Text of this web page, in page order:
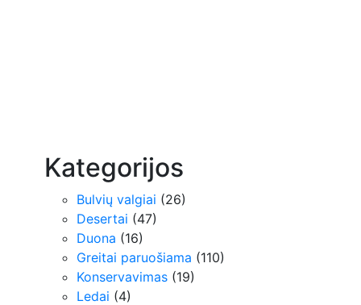
Kategorijos
Bulvių valgiai (26)
Desertai (47)
Duona (16)
Greitai paruošiama (110)
Konservavimas (19)
Ledai (4)